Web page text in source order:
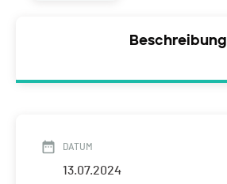
Beschreibung
DATUM
13.07.2024